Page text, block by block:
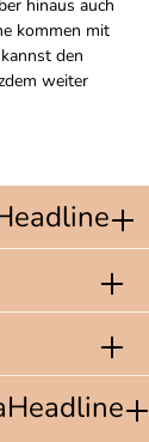
hinaus auch
kommen mit
den
weiter